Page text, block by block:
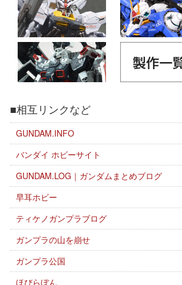
■相互リンクなど
GUNDAM.INFO
バンダイ ホビーサイト
GUNDAM.LOG｜ガンダムまとめブログ
早耳ホビー
ティケノガンプラブログ
ガンプラの山を崩せ
ガンプラ公国
ほびらぼん